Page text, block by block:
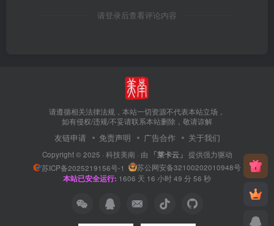
请登录后查看评论内容
请遵循相关法律法规，本站一切资源不代表本站立场，
如有侵权/违规/不妥请联系本站删除，敬请谅解
友链申请 免责声明 广告合作 关于我们
Copyright © 2025 · 科技美南 · 由 「莱卡云」 提供强力驱动
苏ICP备2025219156号-1
苏公网安备32100202010948号
本站已安全运行: 1606 天 16 小时49 分 57 秒